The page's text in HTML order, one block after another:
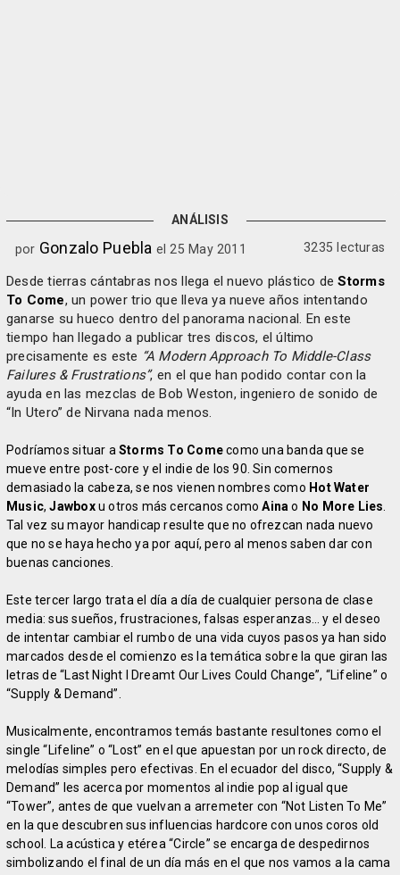
ANÁLISIS
por Gonzalo Puebla el 25 May 2011 3235 lecturas
Desde tierras cántabras nos llega el nuevo plástico deStorms
To Come, un power trio que lleva ya nueve años intentando
ganarse su hueco dentro del panorama nacional. En este
tiempo han llegado a publicar tres discos, el último
precisamente es este “A Modern Approach To Middle-Class
Failures & Frustrations”, en el que han podido contar con la
ayuda en las mezclas de Bob Weston, ingeniero de sonido de
“In Utero” de Nirvana nada menos.
Podríamos situar a Storms To Comecomo una banda que se
mueve entre post-core y el indie de los 90. Sin comernos
demasiado la cabeza, se nos vienen nombres como Hot Water
Music,Jawboxu otros más cercanos comoAina o No More Lies
Tal vez su mayor handicap resulte que no ofrezcan nada nuevo
que no se haya hecho ya por aquí, pero al menos saben dar con
buenas canciones.
Este tercer largo trata el día a día de cualquier persona de clase
media: sus sueños, frustraciones, falsas esperanzas… y el deseo
de intentar cambiar el rumbo de una vida cuyos pasos ya han sido
marcados desde el comienzo es la temática sobre la que giran las
letras de “Last Night I Dreamt Our Lives Could Change”, “Lifeline” o
“Supply & Demand”.
Musicalmente, encontramos temás bastante resultones como el
single “Lifeline” o “Lost” en el que apuestan por un rock directo, de
melodías simples pero efectivas. En el ecuador del disco, “Supply &
Demand” les acerca por momentos al indie pop al igual que
“Tower”, antes de que vuelvan a arremeter con “Not Listen To Me”
en la que descubren sus influencias hardcore con unos coros old
school. La acústica y etérea “Circle” se encarga de despedirnos
simbolizando el final de un día más en el que nos vamos a la cama